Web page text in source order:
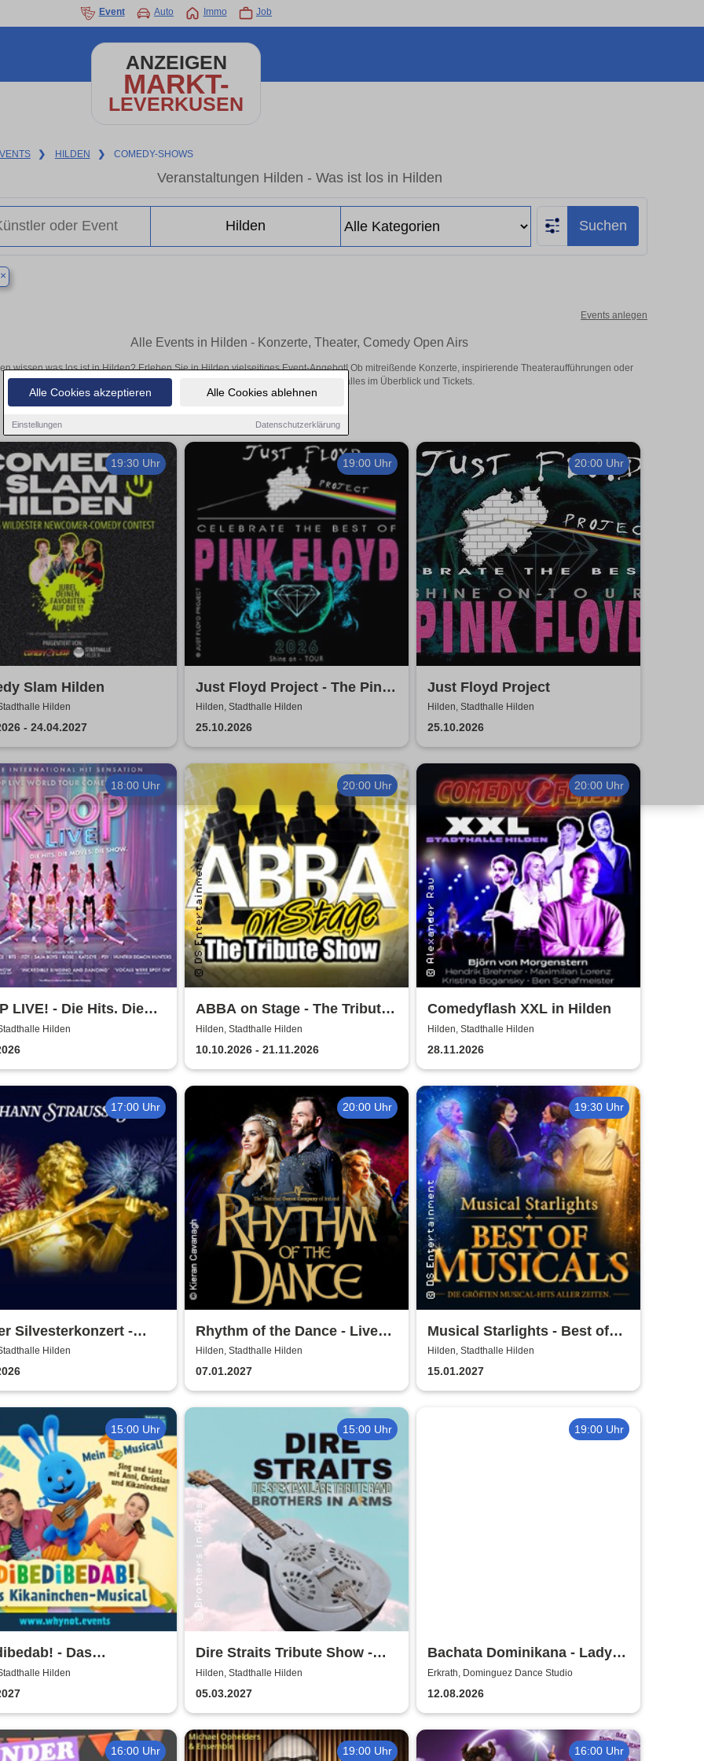
Alle Cookies akzeptieren Alle Cookies ablehnen
Einstellungen Datenschutzerklärung
Event Auto Immo Job
ANZEIGEN
MARKT-
LEVERKUSEN
❯ HILDEN ❯ COMEDY-SHOWS
Veranstaltungen Hilden - Was ist los in Hilden
Suchen
×
Events anlegen
Alle Events in Hilden - Konzerte, Theater, Comedy Open Airs
wissen was los ist in Hilden? Erleben Sie in Hilden vielseitiges Event-Angebot! Ob mitreißende Konzerte, inspirierende Theateraufführungen oder
aufregende Veranstaltungen in Hilden – hier finden alles im Überblick und Tickets.
19:30 Uhr
Slam Hilden
Hilden
- 24.04.2027
19:00 Uhr
Just Floyd Project - The Pink
Floyd Tribute Show
Hilden, Stadthalle Hilden
25.10.2026
20:00 Uhr
Just Floyd Project
Hilden, Stadthalle Hilden
25.10.2026
18:00 Uhr
LIVE! - Die Hits. Die
Die Show.
Hilden
20:00 Uhr
ABBA on Stage - The Tribute
Show
Hilden, Stadthalle Hilden
10.10.2026 - 21.11.2026
20:00 Uhr
Comedyflash XXL in Hilden
Hilden, Stadthalle Hilden
28.11.2026
17:00 Uhr
Silvesterkonzert -
Neujahrskonzert
Hilden
20:00 Uhr
Rhythm of the Dance - Live
2027
Hilden, Stadthalle Hilden
07.01.2027
19:30 Uhr
Musical Starlights - Best of
Musicals
Hilden, Stadthalle Hilden
15.01.2027
15:00 Uhr
- Das
Musical
Hilden
15:00 Uhr
Dire Straits Tribute Show -
Brothers in Arms
Hilden, Stadthalle Hilden
05.03.2027
19:00 Uhr
Bachata Dominikana - Ladys
Workshop / Laura (Lolita) &
Sara
Erkrath, Dominguez Dance Studio
12.08.2026
16:00 Uhr 19:00 Uhr 16:00 Uhr